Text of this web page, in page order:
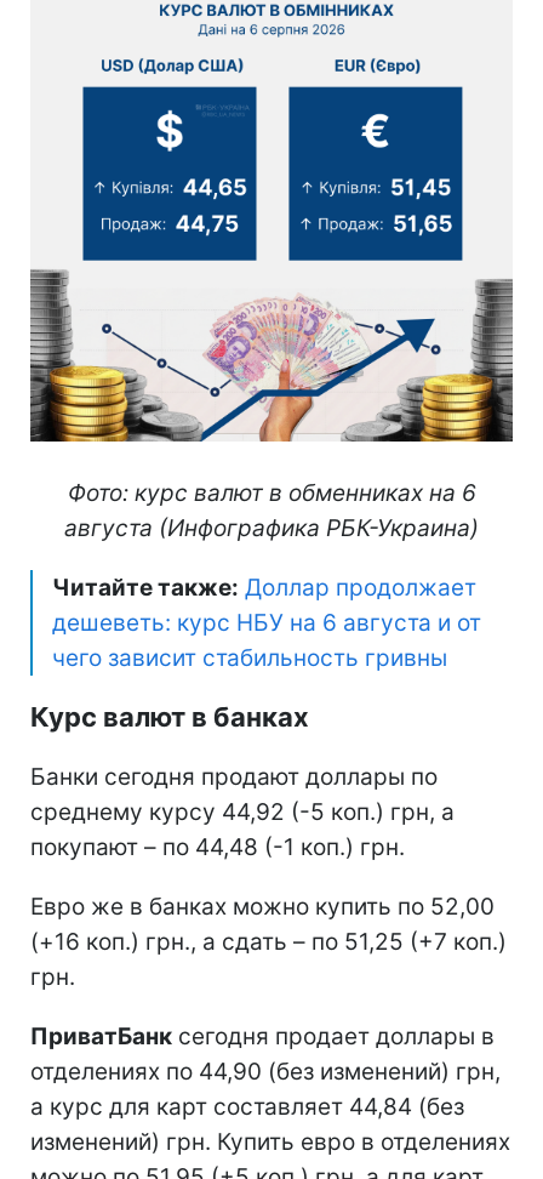
Фото: курс валют в обменниках на 6
августа (Инфографика РБК-Украина)
Читайте также: Доллар продолжает
дешеветь: курс НБУ на 6 августа и от
чего зависит стабильность гривны
Курс валют в банках
Банки сегодня продают доллары по
среднему курсу 44,92 (-5 коп.) грн, а
покупают – по 44,48 (-1 коп.) грн.
Евро же в банках можно купить по 52,00
(+16 коп.) грн., а сдать – по 51,25 (+7 коп.)
грн.
ПриватБанк сегодня продает доллары в
отделениях по 44,90 (без изменений) грн,
а курс для карт составляет 44,84 (без
изменений) грн. Купить евро в отделениях